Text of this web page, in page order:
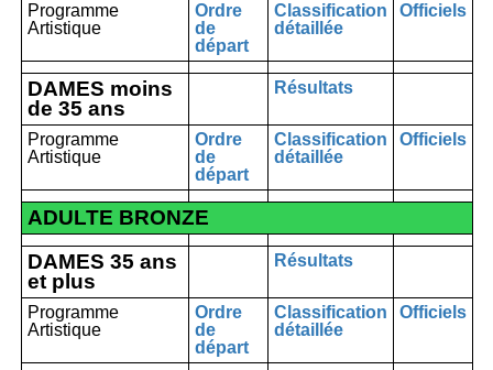
Programme
Artistique
Ordre
de
départ
Classification
détaillée
Officiels
DAMES moins
de 35 ans
Résultats
Programme
Artistique
Ordre
de
départ
Classification
détaillée
Officiels
ADULTE BRONZE
DAMES 35 ans
et plus
Résultats
Programme
Artistique
Ordre
de
départ
Classification
détaillée
Officiels